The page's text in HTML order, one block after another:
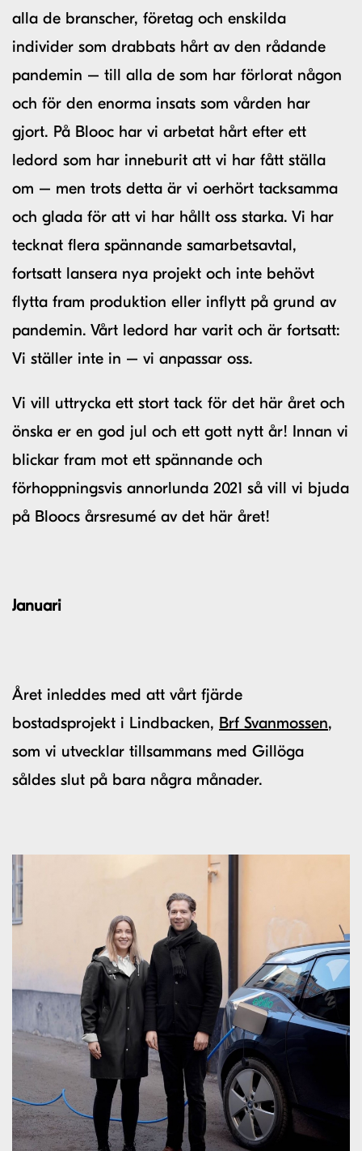
alla de branscher, företag och enskilda
individer som drabbats hårt av den rådande
pandemin – till alla de som har förlorat någon
och för den enorma insats som vården har
gjort. På Blooc har vi arbetat hårt efter ett
ledord som har inneburit att vi har fått ställa
om – men trots detta är vi oerhört tacksamma
och glada för att vi har hållt oss starka. Vi har
tecknat flera spännande samarbetsavtal,
fortsatt lansera nya projekt och inte behövt
flytta fram produktion eller inflytt på grund av
pandemin. Vårt ledord har varit och är fortsatt:
Vi ställer inte in – vi anpassar oss.
Vi vill uttrycka ett stort tack för det här året och
önska er en god jul och ett gott nytt år! Innan vi
blickar fram mot ett spännande och
förhoppningsvis annorlunda 2021 så vill vi bjuda
på Bloocs årsresumé av det här året!
Januari
Året inleddes med att vårt fjärde
bostadsprojekt i Lindbacken, Brf Svanmossen,
som vi utvecklar tillsammans med Gillöga
såldes slut på bara några månader.